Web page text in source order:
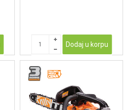
Dodaj u korpu